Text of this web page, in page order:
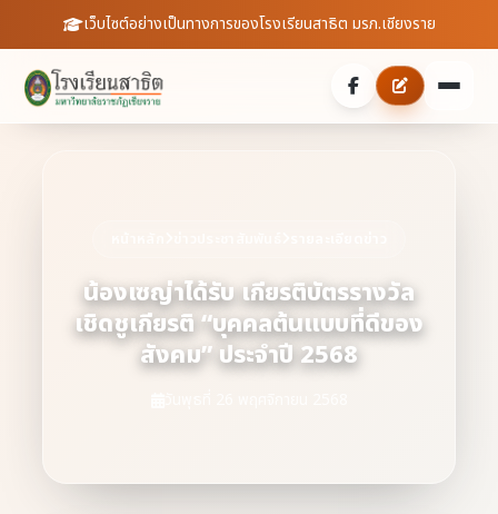
เว็บไซต์อย่างเป็นทางการของโรงเรียนสาธิต มรภ.เชียงราย
ประวัติความเป็นมา
บุคลากร
สถิตินักเรียน
ประชาสัมพันธ์
ข่าวสารจากโรงเรียน
สายตรงผู้อำนวยการ
น้องเซญ่าได้รับ เกียรติบัตรรางวัล
เชิดชูเกียรติ “บุคคลต้นแบบที่ดีของ
สังคม” ประจำปี 2568